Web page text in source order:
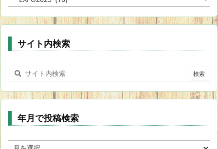
テ
ゴ
リ
ー
サイト内検索
年月で投稿検索